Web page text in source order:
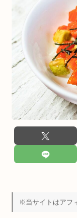
※当サイトはアフ